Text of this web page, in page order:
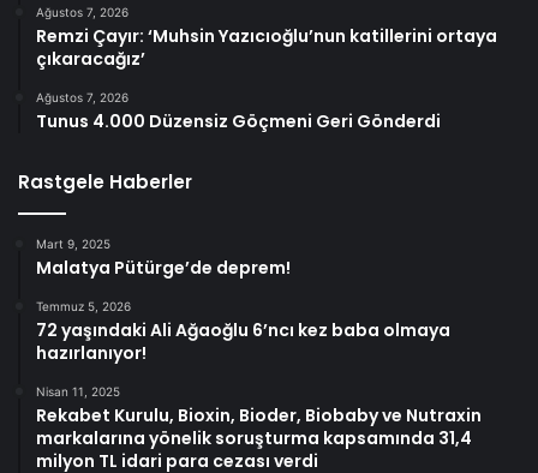
Ağustos 7, 2026
Remzi Çayır: ‘Muhsin Yazıcıoğlu’nun katillerini ortaya
çıkaracağız’
Ağustos 7, 2026
Tunus 4.000 Düzensiz Göçmeni Geri Gönderdi
Rastgele Haberler
Mart 9, 2025
Malatya Pütürge’de deprem!
Temmuz 5, 2026
72 yaşındaki Ali Ağaoğlu 6’ncı kez baba olmaya
hazırlanıyor!
Nisan 11, 2025
Rekabet Kurulu, Bioxin, Bioder, Biobaby ve Nutraxin
markalarına yönelik soruşturma kapsamında 31,4
milyon TL idari para cezası verdi